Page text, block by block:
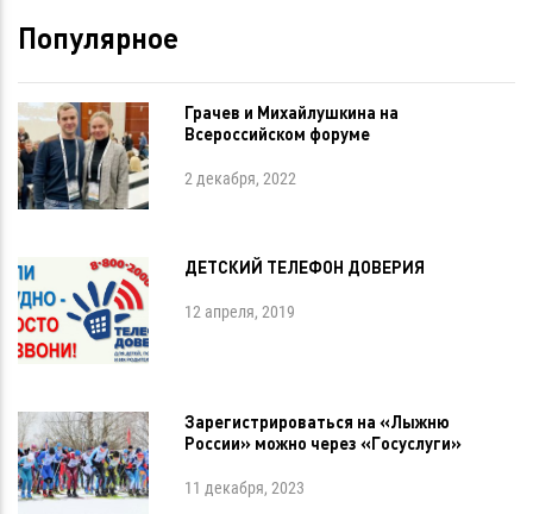
Популярное
Грачев и Михайлушкина на
Всероссийском форуме
2 декабря, 2022
ДЕТСКИЙ ТЕЛЕФОН ДОВЕРИЯ
12 апреля, 2019
Зарегистрироваться на «Лыжню
России» можно через «Госуслуги»
11 декабря, 2023